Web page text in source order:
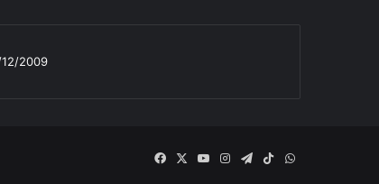
2009
Facebook
X
YouInstagram
Telegram
TikTokWhatsApp